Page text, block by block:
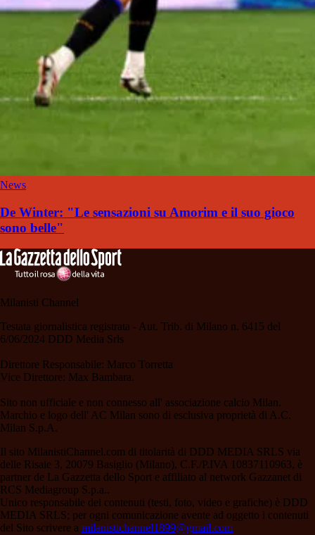
News
De Winter: "Le sensazioni su Amorim e il suo gioco
sono belle"
Milanisti Channel
Testata giornalistica registrata - Aut. Trib. di Milano n. 6415 del
6/06/2024 DDD Media Srls
Direttore Responsabile: Marco Torretta
Vice Direttore: Max Bambara.
Sito non ufficiale e non connesso all' associazione calcio Milan.
Marchio e logo dell' AC Milan sono di esclusiva proprietà di A.C.
Milan S.p.A.
Il sito MilanistiChannel.com di titolarità di DDD MEDIA SRLS via
delle Risaie 3, 20079 Basiglio (Milano), C.F./P.IVA 10837110963, è
partner de La Gazzetta dello Sport e affiliato al network Gazzanet di
RCS Mediagroup S.p.a..
Unico responsabile dei contenuti (testi, foto, video e grafiche) è DDD
MEDIA SRLS; per ogni comunicazione avente ad oggetto i contenuti
del Sito scrivere a milanistichannel1899@gmail.com